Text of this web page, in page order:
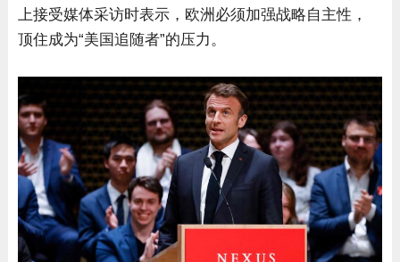
上接受媒体采访时表示，欧洲必须加强战略自主性，
顶住成为“美国追随者”的压力。